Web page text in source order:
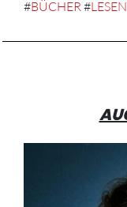
#BÜCHER#LESEN